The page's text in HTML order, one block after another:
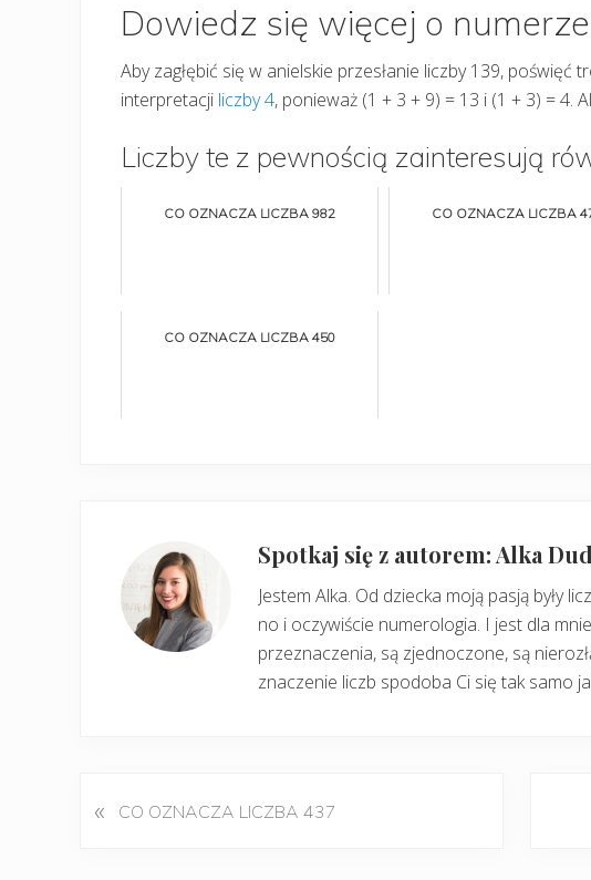
Dowiedz się więcej o
Aby zagłębić się w anielskie przesłanie liczby 139,
interpretacji liczby 4, ponieważ (1 + 3 + 9) = 13 i (1 + 3) = 4.
Liczby te z pewnością zainteresują
CO OZNACZA LICZBA 982 CO OZNACZA LICZBA
CO OZNACZA LICZBA 450
Spotkaj się z autorem: Alka
Jestem Alka. Od dziecka moją pasją były
no i oczywiście numerologia. I jest dla
przeznaczenia, są zjednoczone, są
znaczenie liczb spodoba Ci się tak samo
P
« CO OZNACZA LICZBA 437